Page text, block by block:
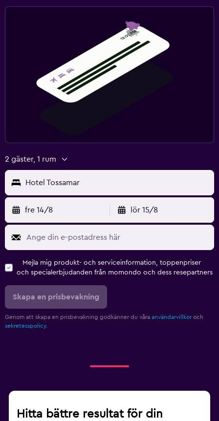
2 gäster, 1 rum
Hotel Tossamar
fre 14/8 lör 15/8
Mejla mig produkt- och serviceinformation, toppenpriser
och specialerbjudanden från momondo och dess resepartners
Skapa en prisbevakning
Genom att skapa en prisbevakning godkänner du våra användarvillkor och
sekretesspolicy.
Hitta bättre resultat för din